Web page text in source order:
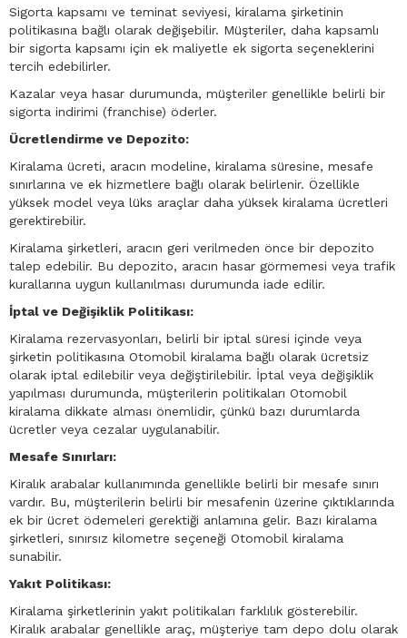
Sigorta kapsamı ve teminat seviyesi, kiralama şirketinin
politikasına bağlı olarak değişebilir. Müşteriler, daha kapsamlı
bir sigorta kapsamı için ek maliyetle ek sigorta seçeneklerini
tercih edebilirler.
Kazalar veya hasar durumunda, müşteriler genellikle belirli bir
sigorta indirimi (franchise) öderler.
Ücretlendirme ve Depozito:
Kiralama ücreti, aracın modeline, kiralama süresine, mesafe
sınırlarına ve ek hizmetlere bağlı olarak belirlenir. Özellikle
yüksek model veya lüks araçlar daha yüksek kiralama ücretleri
gerektirebilir.
Kiralama şirketleri, aracın geri verilmeden önce bir depozito
talep edebilir. Bu depozito, aracın hasar görmemesi veya trafik
kurallarına uygun kullanılması durumunda iade edilir.
İptal ve Değişiklik Politikası:
Kiralama rezervasyonları, belirli bir iptal süresi içinde veya
şirketin politikasına Otomobil kiralama bağlı olarak ücretsiz
olarak iptal edilebilir veya değiştirilebilir. İptal veya değişiklik
yapılması durumunda, müşterilerin politikaları Otomobil
kiralama dikkate alması önemlidir, çünkü bazı durumlarda
ücretler veya cezalar uygulanabilir.
Mesafe Sınırları:
Kiralık arabalar kullanımında genellikle belirli bir mesafe sınırı
vardır. Bu, müşterilerin belirli bir mesafenin üzerine çıktıklarında
ek bir ücret ödemeleri gerektiği anlamına gelir. Bazı kiralama
şirketleri, sınırsız kilometre seçeneği Otomobil kiralama
sunabilir.
Yakıt Politikası:
Kiralama şirketlerinin yakıt politikaları farklılık gösterebilir.
Kiralık arabalar genellikle araç, müşteriye tam depo dolu olarak